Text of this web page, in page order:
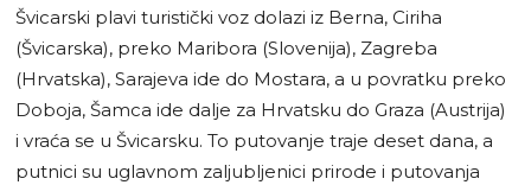
Švicarski plavi turistički voz dolazi iz Berna, Ciriha
(Švicarska), preko Maribora (Slovenija), Zagreba
(Hrvatska), Sarajeva ide do Mostara, a u povratku preko
Doboja, Šamca ide dalje za Hrvatsku do Graza (Austrija)
i vraća se u Švicarsku. To putovanje traje deset dana, a
putnici su uglavnom zaljubljenici prirode i putovanja